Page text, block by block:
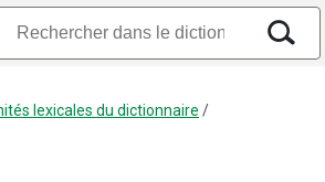
lexicales du dictionnaire /